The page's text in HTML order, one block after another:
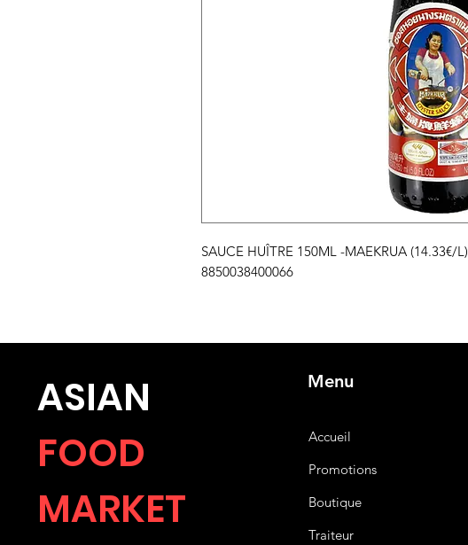
SAUCE HUÎTRE 150ML -MAEKRUA (14.33€/L)
8850038400066
ASIAN
FOOD
MARKET
Menu
Accueil
Promotions
Boutique
Traiteur